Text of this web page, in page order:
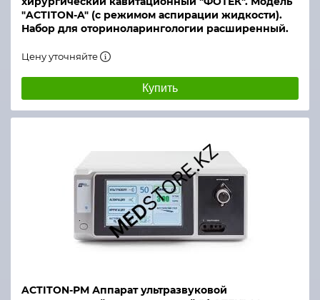
"ACTITON-A" (с режимом аспирации жидкости).
Набор для оториноларингологии расширенный.
Цену уточняйте
Купить
ACTITON-РМ Аппарат ультразвуковой